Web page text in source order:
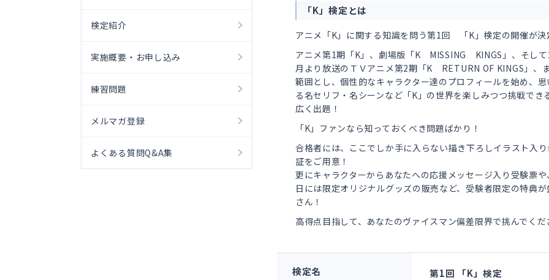
検定紹介
実施概要・お申し込み
練習問題
メルマガ登録
よくある質問Q&A集
「K」検定とは
アニメ「K」に関する知識を問う第1回 「K」検定の開催が決
アニメ第1期「K」、劇場版「K MISSING KINGS」、そし
月より放送のＴＶアニメ第2期「K RETURN OF KINGS」、
範囲とし、個性的なキャラクター達のプロフィールを始め、
る名セリフ・名シーンなど「K」の世界を楽しみつつ挑戦でき
広く出題！
「K」ファンなら知っておくべき問題ばかり！
合格者には、ここでしか手に入らない描き下ろしイラスト入
証をご用意！
更にキャラクターからあなたへの応援メッセージ入り受験票や
日には限定オリジナルグッズの販売など、受験者限定の特典が
さん！
高得点目指して、あなたのヴァイスマン偏差限界で挑んでくだ
検定名 第1回 「K」検定